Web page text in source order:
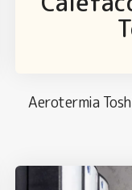
Aerotermia